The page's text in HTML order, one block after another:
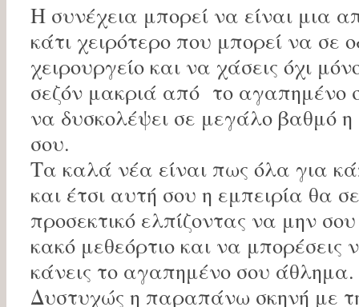
Η συνέχεια μπορεί να είναι μια
κάτι χειρότερο που μπορεί να σε
χειρουργείο και να χάσεις όχι
σεζόν μακριά από το αγαπημένο
να δυσκολέψει σε μεγάλο βαθμό η
σου.
Τα καλά νέα είναι πως όλα για
και έτσι αυτή σου η εμπειρία θα
προσεκτικό ελπίζοντας να μην
κακό μεθεόρτιο και να μπορέσεις
κάνεις το αγαπημένο σου άθλημα.
Δυστυχώς η παραπάνω σκηνή με